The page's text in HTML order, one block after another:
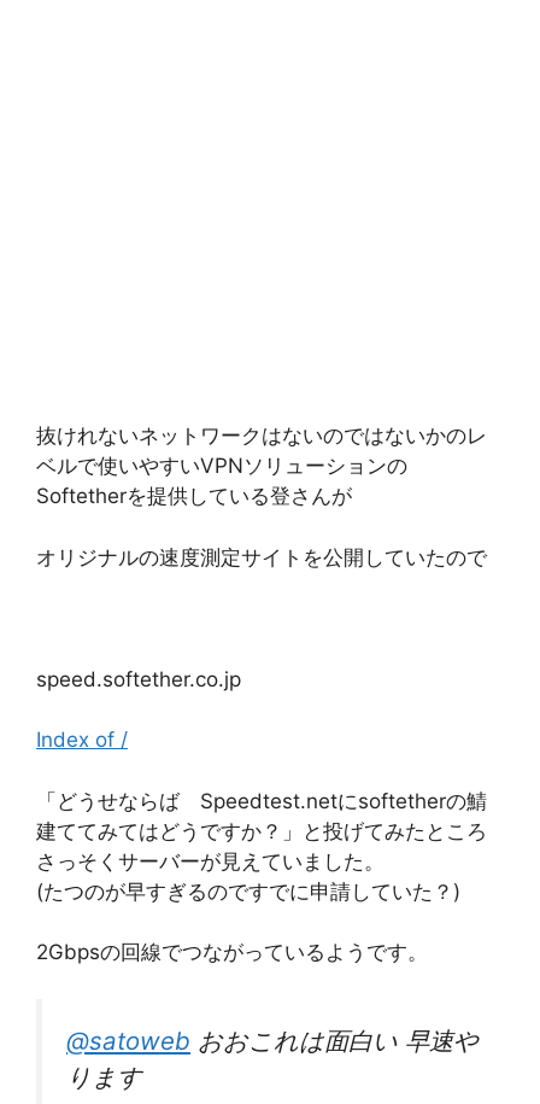
抜けれないネットワークはないのではないかのレ
ベルで使いやすいVPNソリューションの
Softetherを提供している登さんが
オリジナルの速度測定サイトを公開していたので
speed.softether.co.jp
Index of /
「どうせならば Speedtest.netにsoftetherの鯖
建ててみてはどうですか？」と投げてみたところ
さっそくサーバーが見えていました。
(たつのが早すぎるのですでに申請していた？)
2Gbpsの回線でつながっているようです。
@satoweb おおこれは面白い 早速や
ります